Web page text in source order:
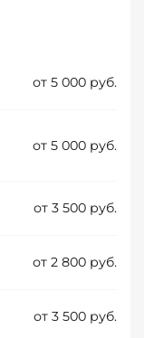
от 5 000 руб.
от 5 000 руб.
от 3 500 руб.
от 2 800 руб.
от 3 500 руб.